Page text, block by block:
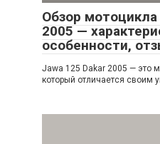
Обзор мотоцикла
2005 —
особенности,
Jawa 125 Dakar 2005 — это
который отличается своим